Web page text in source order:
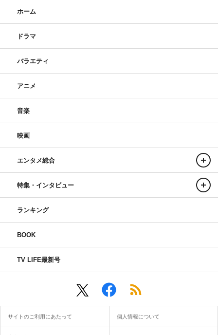
ホーム
ドラマ
バラエティ
アニメ
音楽
映画
エンタメ総合
特集・インタビュー
ランキング
BOOK
TV LIFE最新号
サイトのご利用にあたって 個人情報について